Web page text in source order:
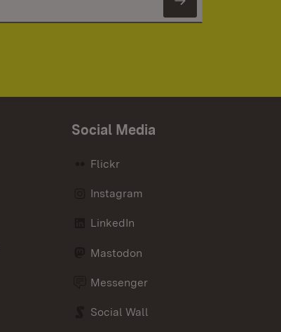
Newsletter
Social Media
Flickr
Instagram
LinkedIn
Mastodon
Messenger
Social Wall